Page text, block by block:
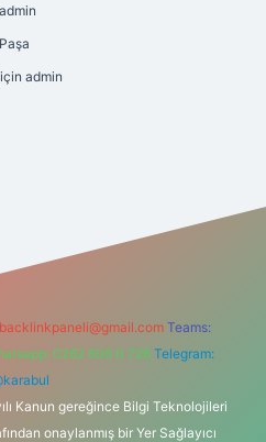
admin
Paşa
için admin
backlinkpaneli@gmail.com Teams:
0262 606 0 726 Telegram:
Kanun gereğince Bilgi Teknolojileri
onaylanmış bir Yer Sağlayıcı